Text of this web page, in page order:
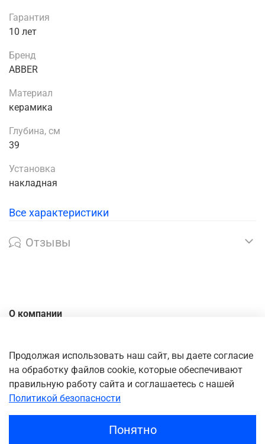
Гарантия
10 лет
Бренд
ABBER
Материал
керамика
Глубина, см
39
Установка
накладная
Все характеристики
Отзывы
О компании
Доставка
Оплата
Личный кабинет
Продолжая использовать наш сайт, вы даете согласие
на обработку файлов cookie, которые обеспечивают
правильную работу сайта и соглашаетесь с нашей
Политикой безопасности
Понятно